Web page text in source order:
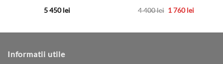
5 450lei
multe
4 400lei Prețul
4
1 760leiPrețul
760 lei.
Informatii utile